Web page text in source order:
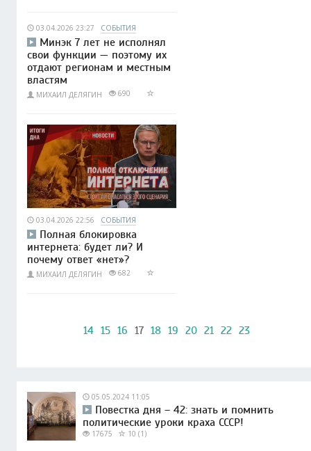
03.04.2026 23:27 СОБЫТИЯ
Минэк 7 лет не исполнял
свои функции — поэтому их
отдают регионам и местным
властям
МИХАИЛ ДЕЛЯГИН 690
03.04.2026 22:56 СОБЫТИЯ
Полная блокировка
интернета: будет ли? И
почему ответ «нет»?
МИХАИЛ ДЕЛЯГИН 682
14 15 16 17 18 19 20 21 22 23
05.05.2024 11:05
Повестка дня – 42: знать и помнить
политические уроки краха СССР!
17675 10 (1)